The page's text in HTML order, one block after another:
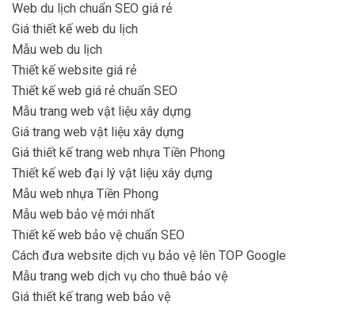
Web du lịch chuẩn SEO giá rẻ
Giá thiết kế web du lịch
Mẫu web du lịch
Thiết kế website giá rẻ
Thiết kế web giá rẻ chuẩn SEO
Mẫu trang web vật liệu xây dựng
Giá trang web vật liệu xây dựng
Giá thiết kế trang web nhựa Tiền Phong
Thiết kế web đại lý vật liệu xây dựng
Mẫu web nhựa Tiền Phong
Mẫu web bảo vệ mới nhất
Thiết kế web bảo vệ chuẩn SEO
Cách đưa website dịch vụ bảo vệ lên TOP Google
Mẫu trang web dịch vụ cho thuê bảo vệ
Giá thiết kế trang web bảo vệ